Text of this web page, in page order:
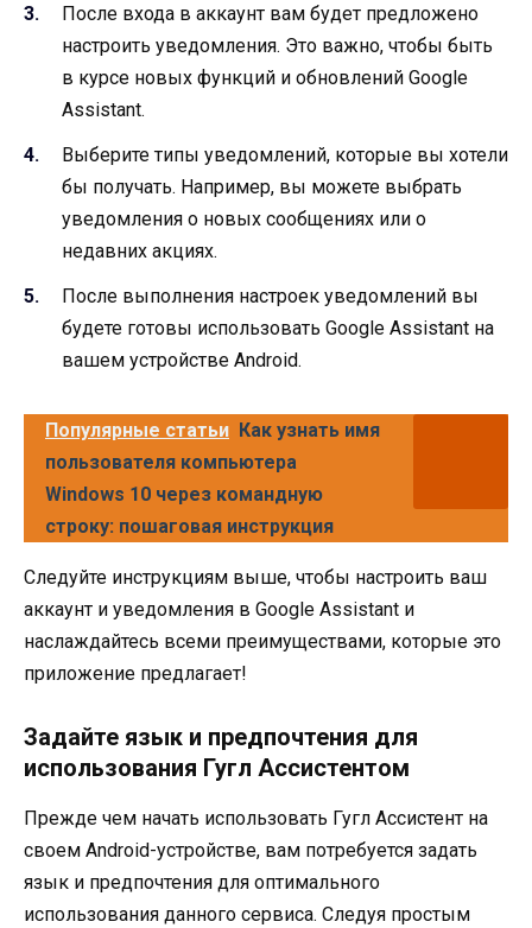
После входа в аккаунт вам будет предложено
настроить уведомления. Это важно, чтобы быть
в курсе новых функций и обновлений Google
Assistant.
Выберите типы уведомлений, которые вы хотели
бы получать. Например, вы можете выбрать
уведомления о новых сообщениях или о
недавних акциях.
После выполнения настроек уведомлений вы
будете готовы использовать Google Assistant на
вашем устройстве Android.
Популярные статьи Как узнать имя
пользователя компьютера
Windows 10 через командную
строку: пошаговая инструкция
Следуйте инструкциям выше, чтобы настроить ваш
аккаунт и уведомления в Google Assistant и
наслаждайтесь всеми преимуществами, которые это
приложение предлагает!
Задайте язык и предпочтения для
использования Гугл Ассистентом
Прежде чем начать использовать Гугл Ассистент на
своем Android-устройстве, вам потребуется задать
язык и предпочтения для оптимального
использования данного сервиса. Следуя простым